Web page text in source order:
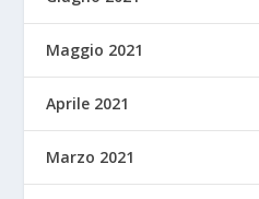
Maggio 2021
Aprile 2021
Marzo 2021